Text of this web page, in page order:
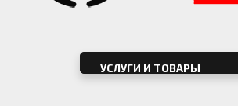
УСЛУГИ И ТОВАРЫ